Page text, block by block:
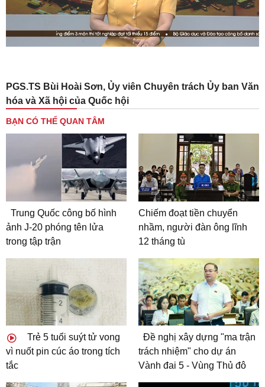
Video
PGS.TS Bùi Hoài Sơn, Ủy viên Chuyên trách Ủy ban Văn
hóa và Xã hội của Quốc hội
BẠN CÓ THỂ QUAN TÂM
Trung Quốc công bố hình
ảnh J-20 phóng tên lửa
trong tập trận
Chiếm đoạt tiền chuyển
nhầm, người đàn ông lĩnh
12 tháng tù
Trẻ 5 tuổi suýt tử vong
vì nuốt pin cúc áo trong tích
tắc
Đề nghị xây dựng "ma trận
trách nhiệm" cho dự án
Vành đai 5 - Vùng Thủ đô